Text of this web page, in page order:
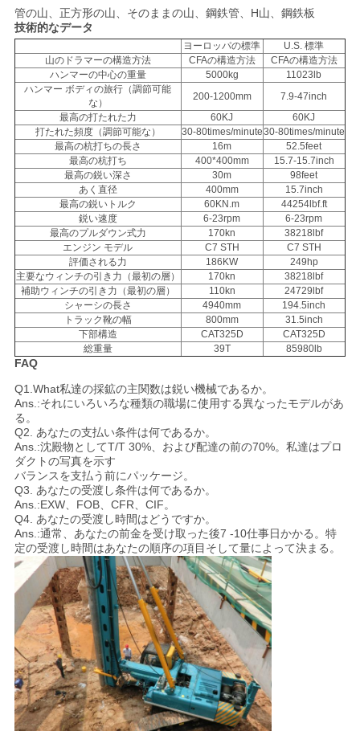
さ
い
今
す
ぐ
チ
ャ
ッ
ト
COMPANY
NEWS
地
図
プ
ラ
イ
バ
シ
ー
ポ
管の山、正方形の山、そのままの山、鋼鉄管、H山、鋼鉄板
技術的なデータ
ヨーロッパの標準
U.S. 標準
山のドラマーの構造方法
CFAの構造方法
CFAの構造方法
ハンマーの中心の重量
5000kg
11023lb
ハンマー ボディの旅行（調節可能
な）
200-1200mm
7.9-47inch
最高の打たれた力
60KJ
60KJ
打たれた頻度（調節可能な）
30-80times/minute30-80times/minute
最高の杭打ちの長さ
16m
52.5feet
最高の杭打ち
400*400mm
15.7-15.7inch
最高の鋭い深さ
30m
98feet
あく直径
400mm
15.7inch
最高の鋭いトルク
60KN.m
44254lbf.ft
鋭い速度
6-23rpm
6-23rpm
最高のプルダウン式力
170kn
38218lbf
エンジン モデル
C7 STH
C7 STH
評価される力
186KW
249hp
主要なウィンチの引き力（最初の層）
170kn
38218lbf
補助ウィンチの引き力（最初の層）
110kn
24729lbf
シャーシの長さ
4940mm
194.5inch
トラック靴の幅
800mm
31.5inch
下部構造
CAT325D
CAT325D
総重量
39T 85980lb
FAQ
Q1.What私達の採鉱の主関数は鋭い機械であるか。
Ans.:それにいろいろな種類の職場に使用する異なったモデルがあ
る。
Q2. あなたの支払い条件は何であるか。
Ans.:沈殿物としてT/T 30%、および配達の前の70%。私達はプロ
ダクトの写真を示す
バランスを支払う前にパッケージ。
Q3. あなたの受渡し条件は何であるか。
Ans.:EXW、FOB、CFR、CIF。
Q4. あなたの受渡し時間はどうですか。
Ans.:通常、あなたの前金を受け取った後7 -10仕事日かかる。特
定の受渡し時間はあなたの順序の項目そして量によって決まる。